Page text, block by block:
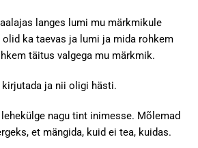
langes lumi mu märkmikule
olid ka taevas ja lumi ja mida rohkem
täitus valgega mu märkmik.
ja nii oligi hästi.
nagu tint inimesse. Mõlemad
et mängida, kuid ei tea, kuidas.